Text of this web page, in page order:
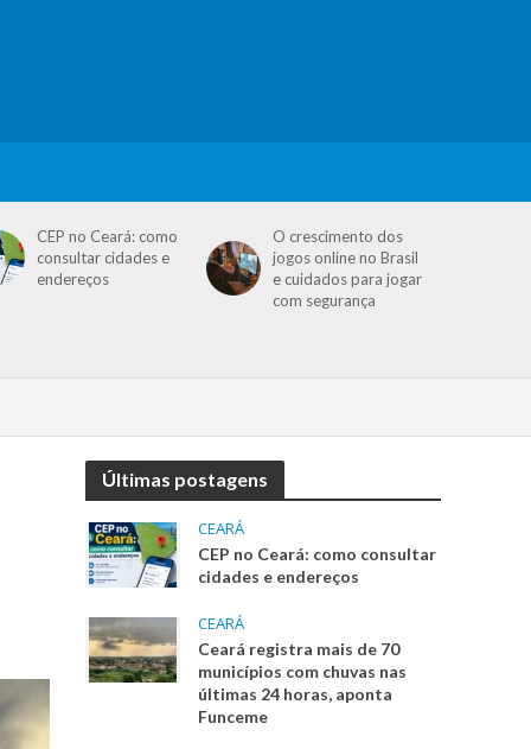
CEP no Ceará: como
consultar cidades e
endereços
O crescimento dos
jogos online no Brasil
e cuidados para jogar
com segurança
Últimas postagens
CEARÁ
CEP no Ceará: como consultar
cidades e endereços
CEARÁ
Ceará registra mais de 70
municípios com chuvas nas
últimas 24 horas, aponta
Funceme